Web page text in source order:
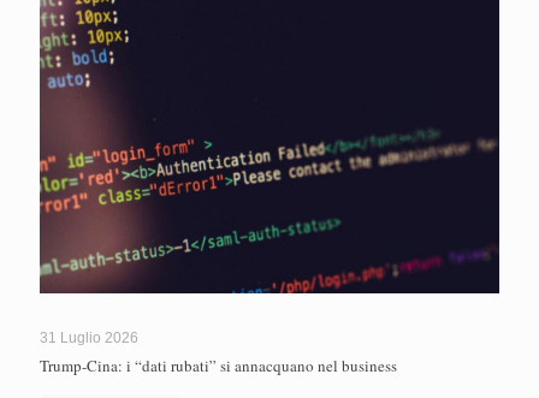
31 Luglio 2026
Trump-Cina: i “dati rubati” si annacquano nel business